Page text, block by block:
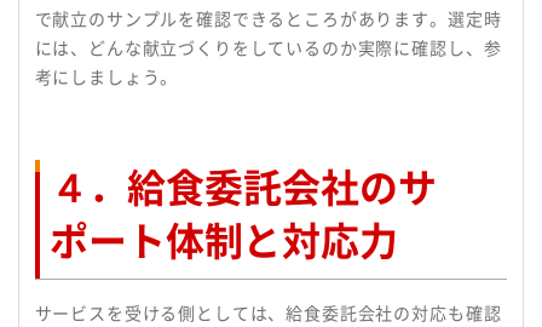
で献立のサンプルを確認できるところがあります。選定時
には、どんな献立づくりをしているのか実際に確認し、参
考にしましょう。
４．給食委託会社のサ
ポート体制と対応力
サービスを受ける側としては、給食委託会社の対応も確認